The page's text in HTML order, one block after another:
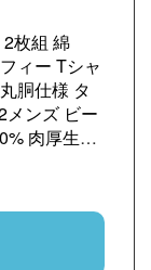
枚組 綿
ィー Tシャ
胴仕様 タ
メンズ ビー
肉厚生地